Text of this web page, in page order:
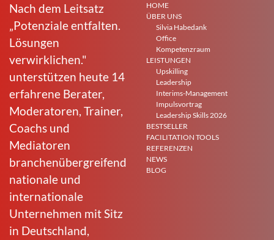
Nach dem Leitsatz
„Potenziale entfalten.
Lösungen
verwirklichen."
unterstützen heute 14
erfahrene Berater,
Moderatoren, Trainer,
Coachs und
Mediatoren
branchenübergreifend
nationale und
internationale
Unternehmen mit Sitz
in Deutschland,
HOME
ÜBER UNS
Silvia Habedank
Office
Kompetenzraum
LEISTUNGEN
Upskilling
Leadership
Interims-Management
Impulsvortrag
Leadership Skills 2026
BESTSELLER
FACILITATION TOOLS
REFERENZEN
NEWS
BLOG